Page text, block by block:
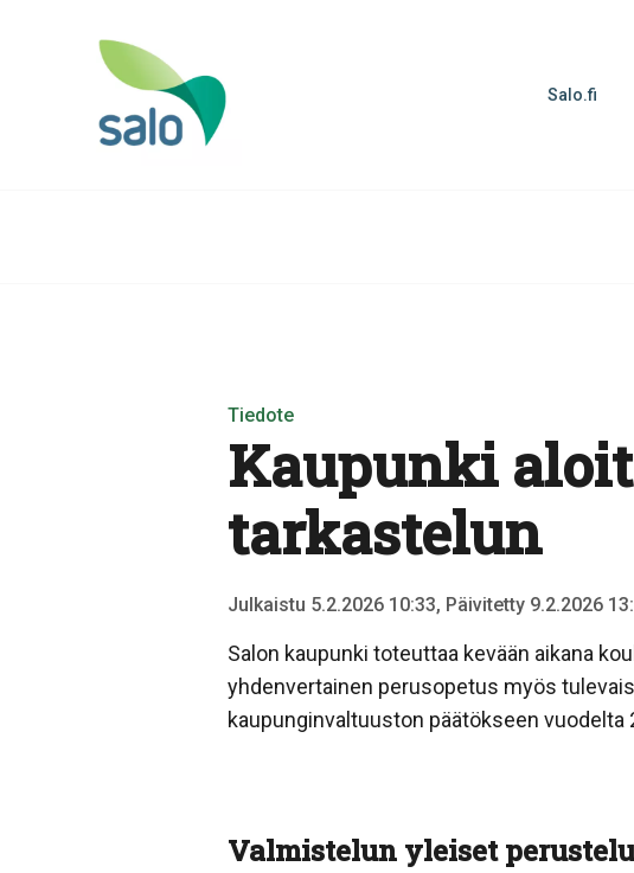
Salo.fi
Tiedote
Kaupunki
tarkastelun
Julkaistu 5.2.2026 10:33, Päivitetty 9.2.2026
Salon kaupunki toteuttaa kevään aikana
yhdenvertainen perusopetus myös
kaupunginvaltuuston päätökseen vuodelta
Valmistelun yleiset